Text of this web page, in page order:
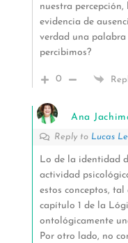
nuestra percepción,
evidencia de
verdad una
percibimos?
0
Ana
Reply to Lucas
Lo de la identidad
actividad
estos conceptos,
capítulo 1 de la
ontológicamente
Por otro lado, no